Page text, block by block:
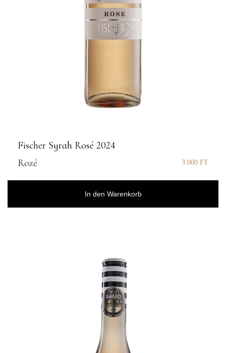
Fischer Syrah Rosé 2024
Rozé
3 000 FT
In den Warenkorb